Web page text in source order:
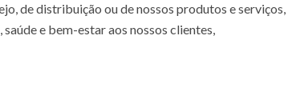
de distribuição ou de nossos produtos e serviços,
e bem-estar aos nossos clientes,